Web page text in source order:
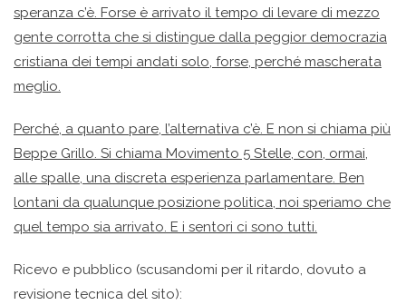
speranza c’è. Forse è arrivato il tempo di levare di mezzo
gente corrotta che si distingue dalla peggior democrazia
cristiana dei tempi andati solo, forse, perché mascherata
meglio.
Perché, a quanto pare, l’alternativa c’è. E non si chiama più
Beppe Grillo. Si chiama Movimento 5 Stelle, con, ormai,
alle spalle, una discreta esperienza parlamentare. Ben
lontani da qualunque posizione politica, noi speriamo che
quel tempo sia arrivato. E i sentori ci sono tutti.
Ricevo e pubblico (scusandomi per il ritardo, dovuto a
revisione tecnica del sito):